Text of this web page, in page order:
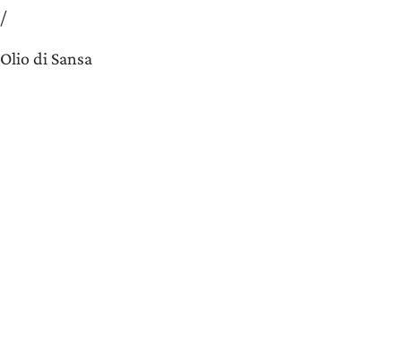
/
Olio di Sansa